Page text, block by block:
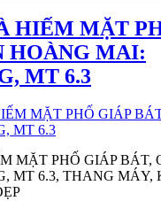
HIẾM MẶT
HOÀNG MAI:
MT 6.3
MẶT PHỐ GIÁP BÁT,
MT 6.3, THANG MÁY,